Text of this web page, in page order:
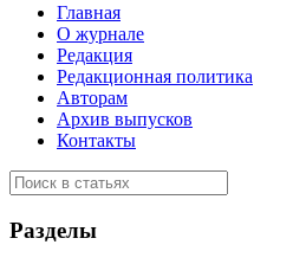
Главная
О журнале
Редакция
Редакционная политика
Авторам
Архив выпусков
Контакты
Разделы